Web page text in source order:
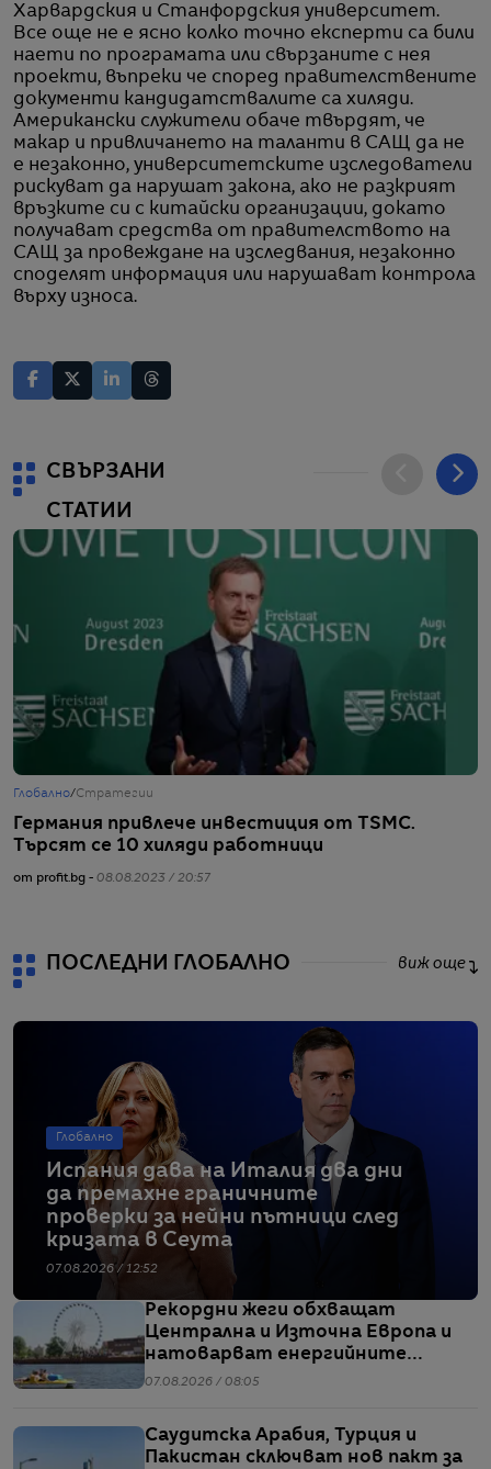
Харвардския и Станфордския университет.
Все още не е ясно колко точно експерти са били
наети по програмата или свързаните с нея
проекти, въпреки че според правителствените
документи кандидатствалите са хиляди.
Американски служители обаче твърдят, че
макар и привличането на таланти в САЩ да не
е незаконно, университетските изследователи
рискуват да нарушат закона, ако не разкрият
връзките си с китайски организации, докато
получават средства от правителството на
САЩ за провеждане на изследвания, незаконно
споделят информация или нарушават контрола
върху износа.
СВЪРЗАНИ
СТАТИИ
Глобално/Стратегии
Германия привлече инвестиция от TSMC.
Търсят се 10 хиляди работници
от profit.bg - 08.08.2023 / 20:57
ПОСЛЕДНИ ГЛОБАЛНО виж още
Глобално
Испания дава на Италия два дни
да премахне граничните
проверки за нейни пътници след
кризата в Сеута
07.08.2026 / 12:52
Рекордни жеги обхващат
Централна и Източна Европа и
натоварват енергийните
системи
07.08.2026 / 08:05
Саудитска Арабия, Турция и
Пакистан сключват нов пакт за